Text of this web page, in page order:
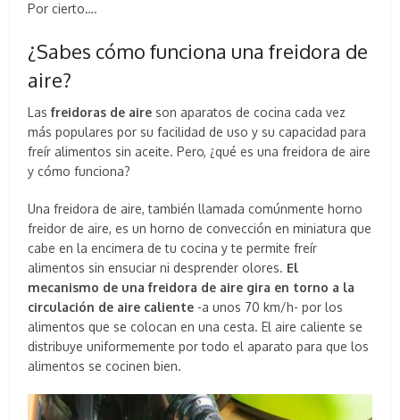
Por cierto….
¿Sabes cómo funciona una freidora de
aire?
Lasfreidoras de aire son aparatos de cocina cada vez
más populares por su facilidad de uso y su capacidad para
freír alimentos sin aceite. Pero, ¿qué es una freidora de aire
y cómo funciona?
Una freidora de aire, también llamada comúnmente horno
freidor de aire, es un horno de convección en miniatura que
cabe en la encimera de tu cocina y te permite freír
alimentos sin ensuciar ni desprender olores. El
mecanismo de una freidora de aire gira en torno a la
circulación de aire caliente -a unos 70 km/h- por los
alimentos que se colocan en una cesta. El aire caliente se
distribuye uniformemente por todo el aparato para que los
alimentos se cocinen bien.